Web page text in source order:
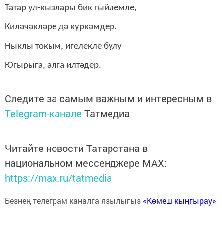
Татар ул-кызлары бик гыйлемле,
Киләчәкләре дә күркәмдер.
Ныклы токым, игелекле булу
Югырыга, алга илтәдер.
Следите за самым важным и интересным в
Telegram-канале Татмедиа
Читайте новости Татарстана в
национальном мессенджере MАХ:
https://max.ru/tatmedia
Безнең телеграм каналга язылыгыз «Көмеш кыңгырау»